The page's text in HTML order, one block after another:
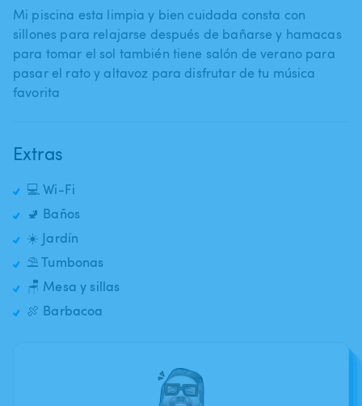
Mi piscina esta limpia y bien cuidada consta con
sillones para relajarse después de bañarse y hamacas
para tomar el sol también tiene salón de verano para
pasar el rato y altavoz para disfrutar de tu música
favorita
Extras
💻 Wi-Fi
🚽 Baños
☀️ Jardín
⛱️ Tumbonas
🪑 Mesa y sillas
🍖 Barbacoa